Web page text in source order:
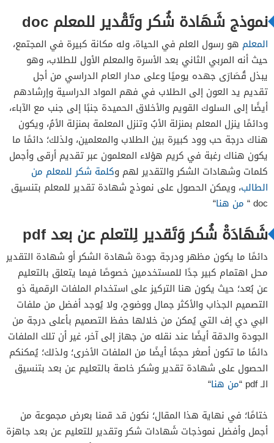
نموذج شَهَادة شُكر وتَقْدير للمعلم doc
المعلم هو رسول العلم في الحياة، وله مكانة كبيرة في المجتمع،
حيث أنه المربي الثاني بعد الأسرة والمعلم الأول للطلاب، وهو
يبذل قُصَارَى جهده يوميًا وعلى مدار العام الدراسي من أجل
تقديم يد العون إلى الطلاب في فهم المواد الدراسية وإرشادهم
أيضًا إلى السلوك القويم والأخلاق الحميدة جنبًا إلى جنب مع الآباء،
ودائمًا ينزل المعلم بمنزلة الأبُ وتنزل المعلمة بمنزلة الأمُ، ويكون
هناك درجة حب وود كبيرة بين الطلاب والمعلمين، ولذلك؛ دائمًا ما
يكون هناك رغبة في كريم هؤلاء المعلمون عبر تقديم أرقى وأجمل
كلمات وشهادات الشكر والتقدير لهم وكلمة شكر للمعلم من
الطالب، ويمكن الحصول على نموذج شهادة تقدير للمعلم بتنسيق
doc “ من هنا“
شَهَادَةْ شُكر وَتَقدير لِلتعلم عن بعد pdf
دائمًا ما يكون مظهر ودرجة جودة شهادة الشكر أو شهادة التقدير
محل اهتمام كبير جدًا للمستخدمين خصوصًا فيما يتعلق بالتعليم
عن بُعد؛ حيث يكون هنا التركيز على استخدام الملفات الرقمية ذو
التصميم الجذاب والأكثر جمال ووضوح، ولا يُوجد أفضل من ملفات
البي دي إف التي يُمكن من خلالها حفظ التصميم بأعلى درجة من
الجودة والدقة أيضًا عند نقله من جهاز إلى آخر، غير أن تلك الملفات
دائمًا ما تكون أصغر حجمًا أيضًا من الملفات الأخرى؛ ولذلك؛ يُمكنكم
الحصول على شهادة تقدير وشكر خاصة بالتعليم عن بعد بتنسيق
الـ pdf “
من هنا“
ختامًا؛ في نهاية هذا المقال؛ نكون قد قمنا بعرض مجموعة من
أجمل وأفضل نموذجات شَهادات شكر وتقدير للتعليم عن بعد جاهزة